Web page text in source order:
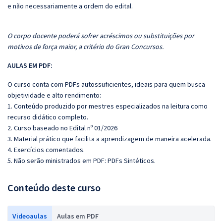
e não necessariamente a ordem do edital.
O corpo docente poderá sofrer acréscimos ou substituições por
motivos de força maior, a critério do Gran Concursos.
AULAS EM PDF:
O curso conta com PDFs autossuficientes, ideais para quem busca
objetividade e alto rendimento:
1. Conteúdo produzido por mestres especializados na leitura como
recurso didático completo.
2. Curso baseado no Edital nº 01/2026
3. Material prático que facilita a aprendizagem de maneira acelerada.
4. Exercícios comentados.
5. Não serão ministrados em PDF: PDFs Sintéticos.
Conteúdo deste curso
Videoaulas Aulas em PDF